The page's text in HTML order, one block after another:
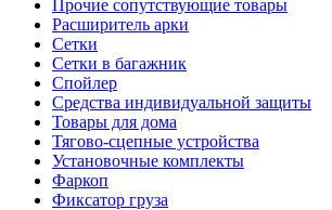
Прочие сопутствующие товары
Расширитель арки
Сетки
Сетки в багажник
Спойлер
Средства индивидуальной защиты
Товары для дома
Тягово-сцепные устройства
Установочные комплекты
Фаркоп
Фиксатор груза